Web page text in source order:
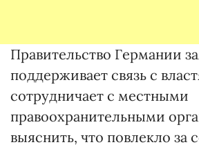
Правительство Германии
поддерживает связь с
сотрудничает с местными
правоохранительными
выяснить, что повлекло за